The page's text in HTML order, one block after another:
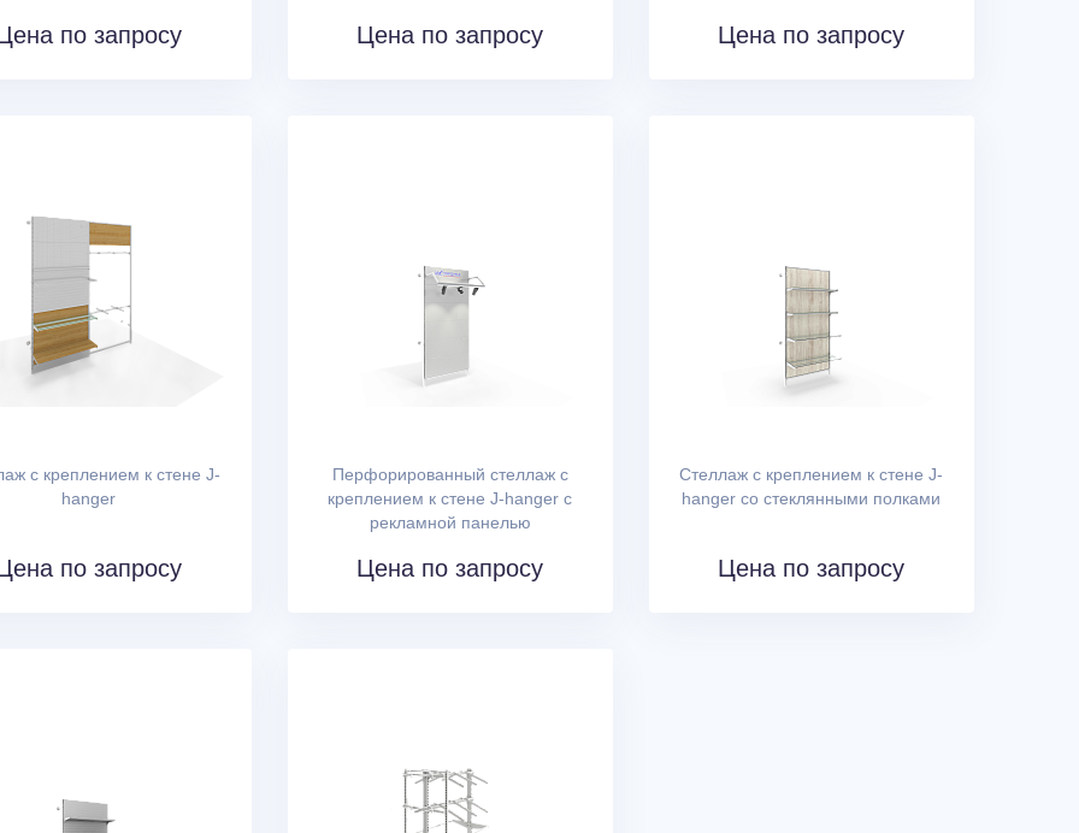
по запросу Цена по запросу Цена по запросу
с креплением к стене J-
hanger
по запросу
Перфорированный стеллаж с
креплением к стене J-hanger с
рекламной панелью
Цена по запросу
Стеллаж с креплением к стене J-
hanger со стеклянными полками
Цена по запросу